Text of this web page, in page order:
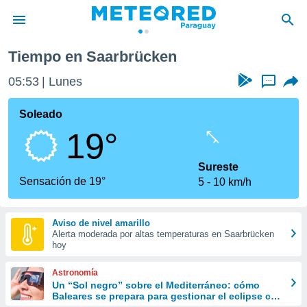
de
ha
calidad.
a este
las
y
forma
digital
basada
Tiempo en Saarbrücken
05:53 Lunes ...
Soleado
19°
Sensación de 19°
Sureste
5
10 km/h
Aviso de nivel amarillo
Alerta moderada por altas temperaturas en Saarbrücken
hoy
Astronomía
Un “Sol negro” sobre el Mediterráneo: cómo
Baleares se prepara para gestionar el eclipse con